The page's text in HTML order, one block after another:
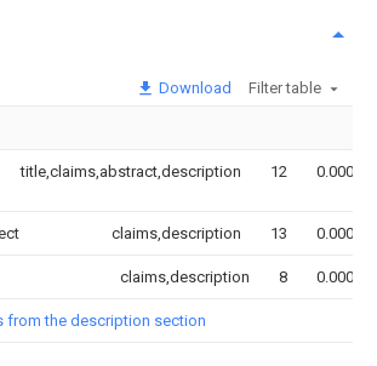
Download Filter table
title,claims,abstract,description 12 0.000
claims,description 13 0.000
claims,description 8 0.000
from the description section